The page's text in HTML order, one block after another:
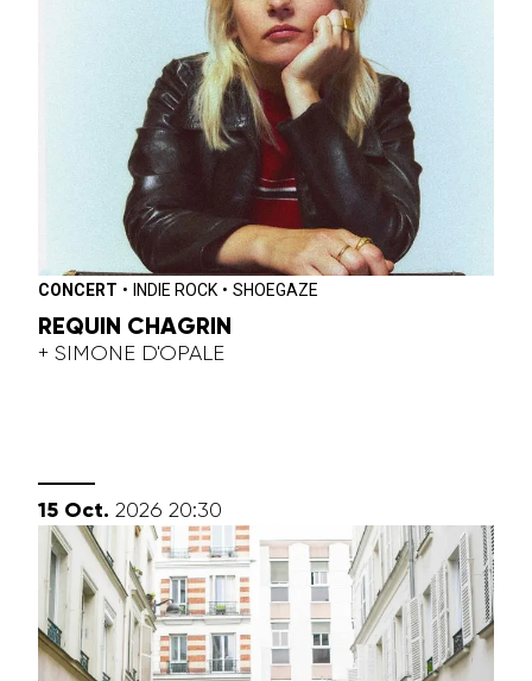
CONCERT • INDIE ROCK • SHOEGAZE
REQUIN CHAGRIN
+ SIMONE D'OPALE
15 octobre
Oct. 2026 20:30